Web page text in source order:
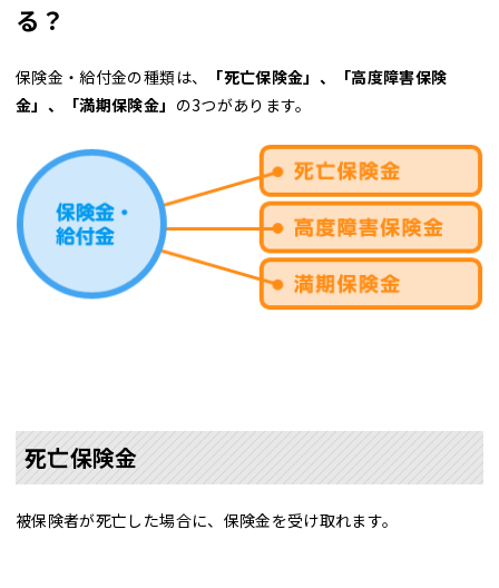
る？
保険金・給付金の種類は、
「死亡保険金」、「高度障害保険
金」、「満期保険金」 の3つがあります。
死亡保険金
被保険者が死亡した場合に、保険金を受け取れます。